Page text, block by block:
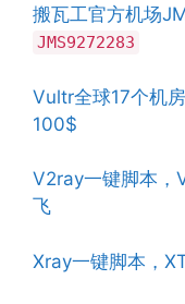
搬瓦工官方机场
JMS9272283
Vultr全球17个机
100$
V2ray一键脚本，
飞
Xray一键脚本，